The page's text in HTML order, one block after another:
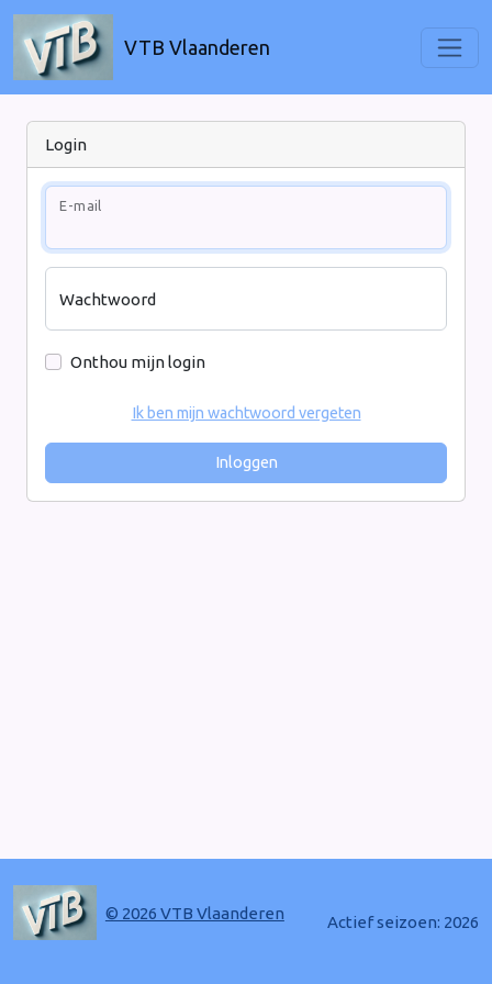
VTB Vlaanderen
Login
E-mail
Wachtwoord
Onthou mijn login
Ik ben mijn wachtwoord vergeten
Inloggen
© 2026 VTB Vlaanderen Actief seizoen: 2026